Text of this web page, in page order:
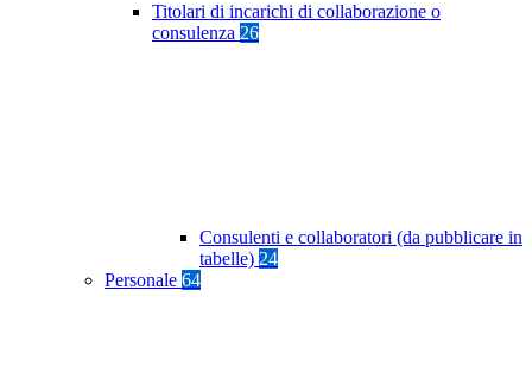
Titolari di incarichi di collaborazione o
consulenza 26
Consulenti e collaboratori (da pubblicare in
tabelle) 24
Personale 64